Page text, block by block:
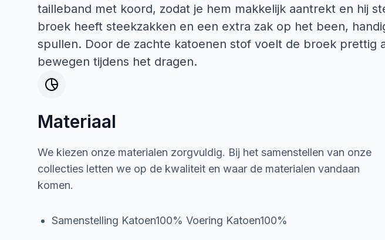
tailleband met koord, zodat je hem makkelijk aantrekt en hij
broek heeft steekzakken en een extra zak op het been,
spullen. Door de zachte katoenen stof voelt de broek prettig
bewegen tijdens het dragen.
Materiaal
We kiezen onze materialen zorgvuldig. Bij het samenstellen van onze
collecties letten we op de kwaliteit en waar de materialen vandaan
komen.
Samenstelling Katoen100% Voering Katoen100%